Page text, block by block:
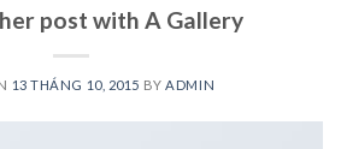
post with A Gallery
13 THÁNG 10, 2015 BYADMIN